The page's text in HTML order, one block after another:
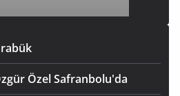
Özel Safranbolu'da